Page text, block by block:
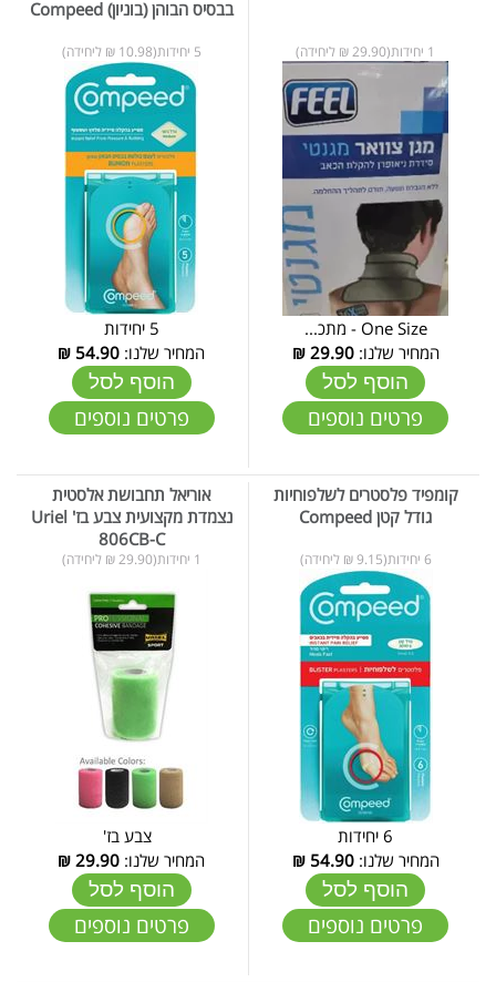
1 יחידות(29.90 ₪ ליחידה)
One Size - מתכ...
המחיר שלנו:29.90
₪
הוסף לסל
פרטים נוספים
בבסיס הבוהן (בוניון) Compeed
5 יחידות(10.98 ₪ ליחידה)
5 יחידות
המחיר שלנו: 54.90
₪
הוסף לסל
פרטים נוספים
קומפיד פלסטרים לשלפוחיות
גודל קטן Compeed
6 יחידות(9.15 ₪ ליחידה)
6 יחידות
המחיר שלנו:54.90
₪
הוסף לסל
פרטים נוספים
אוריאל תחבושת אלסטית
נצמדת מקצועית צבע בז' Uriel
806CB-C
1 יחידות(29.90 ₪ ליחידה)
צבע בז'
המחיר שלנו: 29.90
₪
הוסף לסל
פרטים נוספים